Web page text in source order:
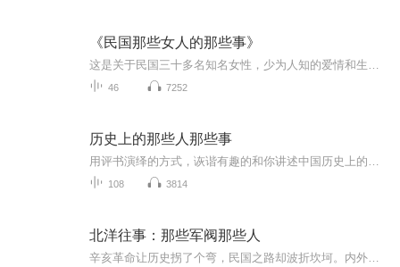
《民国那些女人的那些事》
46 7252
历史上的那些人那些事
108 3814
北洋往事：那些军阀那些人